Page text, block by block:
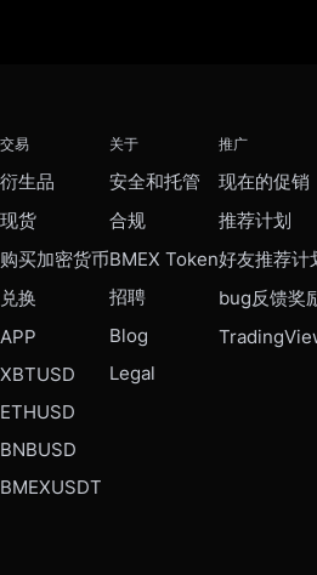
交易
衍生品
现货
购买加密货币
兑换
APP
XBTUSD
ETHUSD
BNBUSD
BMEXUSDT
关于
安全和托管
合规
BMEX Token
招聘
Blog
Legal
推广
现在的促销
推荐计划
好友推荐计
bug反馈奖